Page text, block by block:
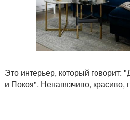
Это интерьер, который говорит:
и Покоя". Ненавязчиво, красиво,